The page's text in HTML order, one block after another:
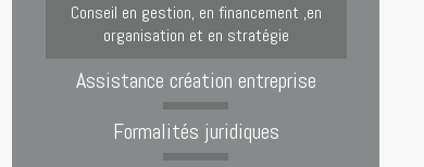
Conseil en gestion, en financement ,en
organisation et en stratégie
Assistance création entreprise
Formalités juridiques